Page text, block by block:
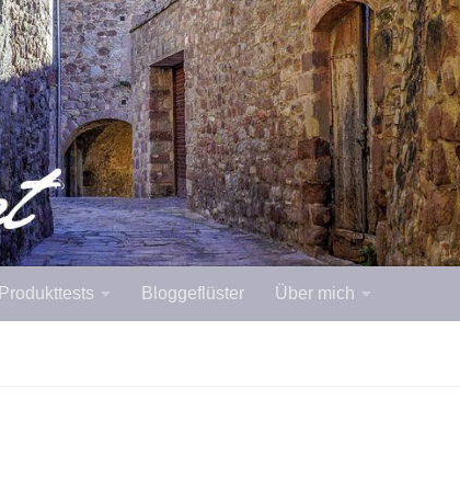
Produkttests Bloggeflüster Über mich